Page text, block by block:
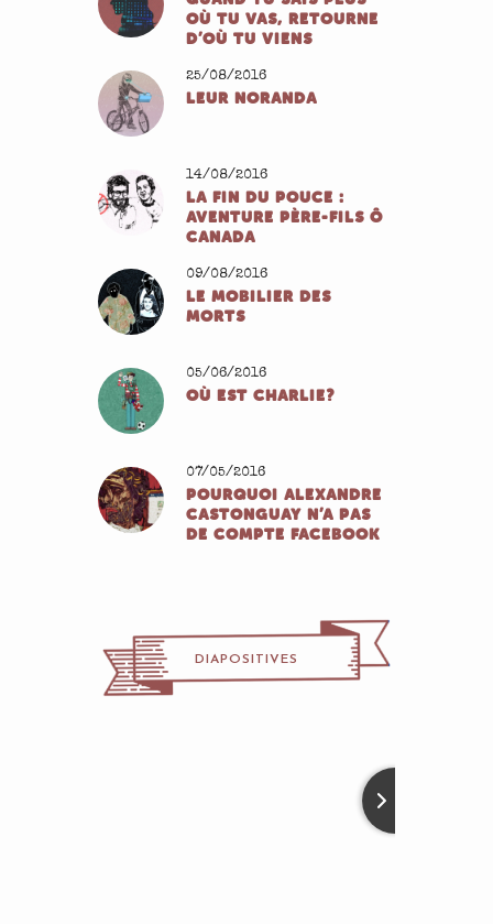
OÙ TU VAS, RETOURNE
D’OÙ TU VIENS
25/08/2016
LEUR NORANDA
14/08/2016
LA FIN DU POUCE :
AVENTURE PÈRE-FILS Ô
CANADA
09/08/2016
LE MOBILIER DES
MORTS
05/06/2016
OÙ EST CHARLIE?
07/05/2016
POURQUOI ALEXANDRE
CASTONGUAY N’A PAS
DE COMPTE FACEBOOK
DIAPOSITIVES